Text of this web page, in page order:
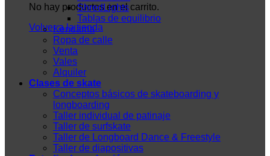
No hay productos en el carrito.
Volver a la tienda
ShredLights
Tablas de equilibrio
Kendama
Ropa de calle
Venta
Vales
Alquiler
Clases de skate
Conceptos básicos de skateboarding y
longboarding
Taller individual de patinaje
Taller de surfskate
Taller de Longboard Dance & Freestyle
Taller de diapositivas